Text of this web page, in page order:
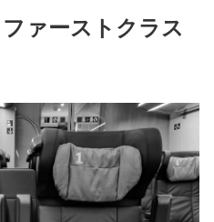
ァーストクラス